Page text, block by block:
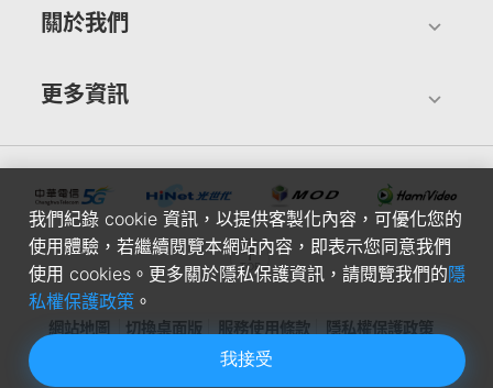
關於我們
更多資訊
網站地圖 切換桌面版 服務使用條款 隱私權保護政策
中華電信股份有限公司個人家庭分公司(統一編號：96979949) ©
我們紀錄 cookie 資訊，以提供客製化內容，可優化您的
使用體驗，若繼續閱覽本網站內容，即表示您同意我們
使用 cookies。更多關於隱私保護資訊，請閱覽我們的隱
私權保護政策。
我接受